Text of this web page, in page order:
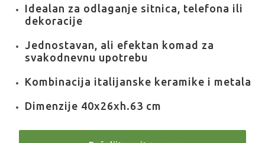
Idealan za odlaganje sitnica, telefona ili
dekoracije
Jednostavan, ali efektan komad za
svakodnevnu upotrebu
Kombinacija italijanske keramike i metala
Dimenzije 40x26xh.63 cm